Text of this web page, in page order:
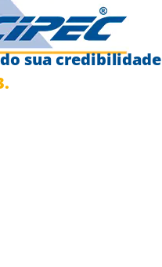
sua credibilidade